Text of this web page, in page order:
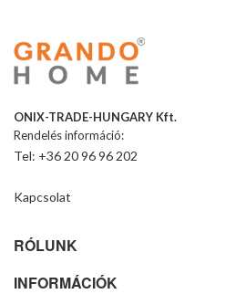
ONIX-TRADE-HUNGARY Kft.
Rendelés információ:
Tel: +36 20 96 96 202
Kapcsolat
RÓLUNK
INFORMÁCIÓK